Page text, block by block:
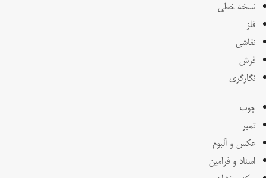
نسخه خطی
فلز
نقاشی
فرش
نگارگری
چوب
تمبر
عکس و آلبوم
اسناد و فرامین